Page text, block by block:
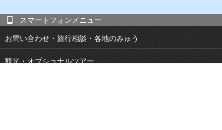
スマートフォンメニュー
お問い合わせ・旅行相談・各地のみゅう
観光・オプショナルツアー